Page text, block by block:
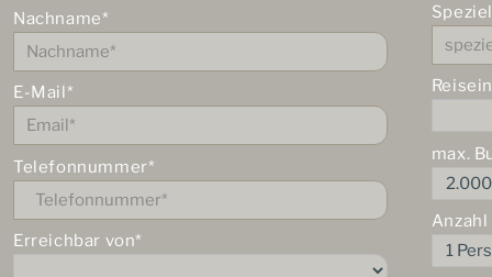
Nachname*
E-Mail*
Telefonnummer*
Erreichbar von*
max.